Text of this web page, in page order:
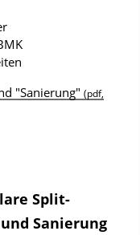
"Sanierung" (pdf,
Split-
Sanierung